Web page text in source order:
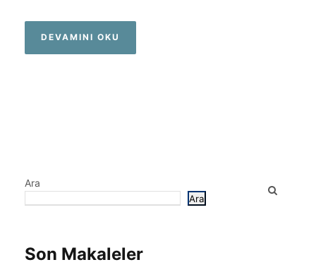
DEVAMINI OKU
Ara
Ara
Son Makaleler